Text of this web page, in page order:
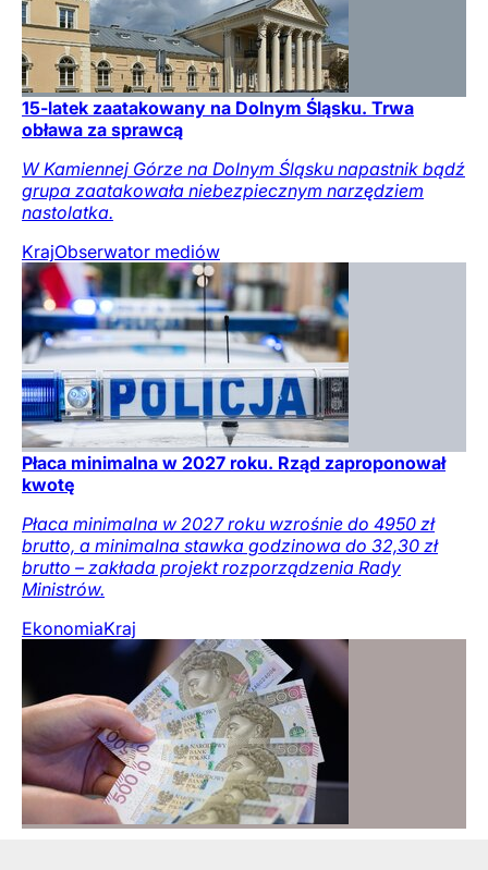
15-latek zaatakowany na Dolnym Śląsku. Trwa
obława za sprawcą
W Kamiennej Górze na Dolnym Śląsku napastnik bądź
grupa zaatakowała niebezpiecznym narzędziem
nastolatka.
KrajObserwator mediów
Płaca minimalna w 2027 roku. Rząd zaproponował
kwotę
Płaca minimalna w 2027 roku wzrośnie do 4950 zł
brutto, a minimalna stawka godzinowa do 32,30 zł
brutto – zakłada projekt rozporządzenia Rady
Ministrów.
EkonomiaKraj